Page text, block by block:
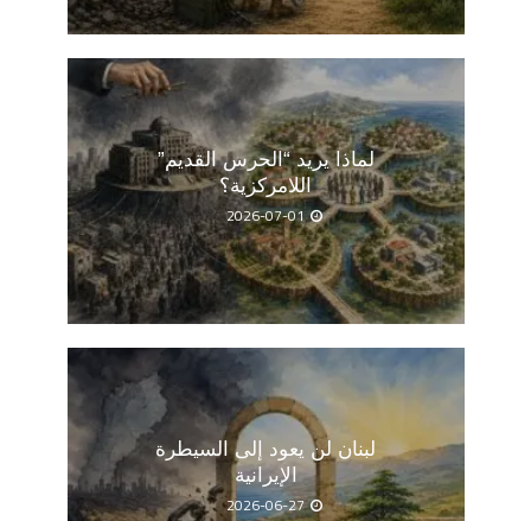
لماذا يريد “الحرس القديم”
اللامركزية؟
2026-07-01
لبنان لن يعود إلى السيطرة
الإيرانية
2026-06-27